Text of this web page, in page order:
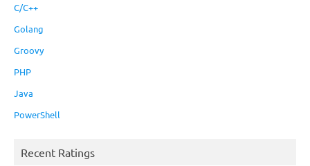
C/C++
Golang
Groovy
PHP
Java
PowerShell
Recent Ratings